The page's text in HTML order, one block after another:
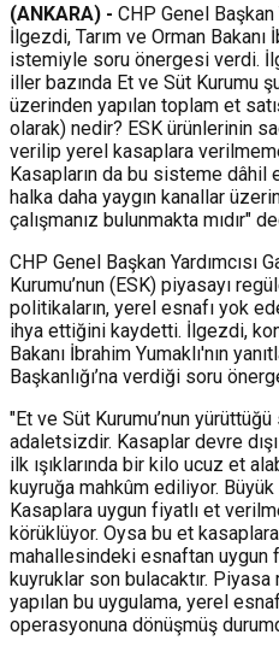
(ANKARA) - CHP Genel Başkan
İlgezdi, Tarım ve Orman Bakanı
istemiyle soru önergesi verdi.
iller bazında Et ve Süt Kurumu
üzerinden yapılan toplam et
olarak) nedir? ESK ürünlerinin
verilip yerel kasaplara
Kasapların da bu sisteme dâhil
halka daha yaygın kanallar
çalışmanız bulunmakta mıdır"
CHP Genel Başkan Yardımcısı
Kurumu’nun (ESK) piyasayı
politikaların, yerel esnafı yok
ihya ettiğini kaydetti. İlgezdi,
Bakanı İbrahim Yumaklı'nın
Başkanlığı’na verdiği soru
"Et ve Süt Kurumu’nun
adaletsizdir. Kasaplar devre dışı
ilk ışıklarında bir kilo ucuz et
kuyruğa mahkûm ediliyor. Büyük
Kasaplara uygun fiyatlı et
körüklüyor. Oysa bu et
mahallesindeki esnaftan uygun
kuyruklar son bulacaktır. Piyasa
yapılan bu uygulama, yerel
operasyonuna dönüşmüş